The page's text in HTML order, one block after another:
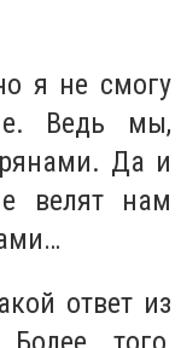
я не смогу
Ведь мы,
Да и
велят нам
ответ из